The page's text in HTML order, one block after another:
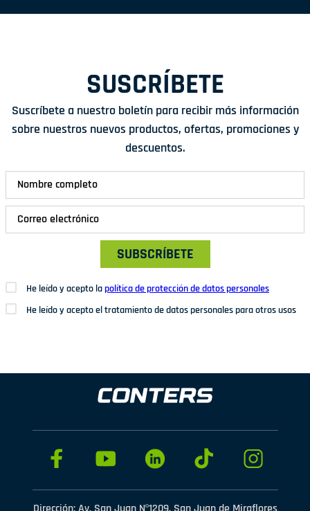
SUSCRÍBETE
Suscríbete a nuestro boletín para recibir más información
sobre nuestros nuevos productos, ofertas, promociones y
descuentos.
SUBSCRÍBETE
He leído y acepto lapolítica de protección de datos personales
He leído y acepto el tratamiento de datos personales para otros usos